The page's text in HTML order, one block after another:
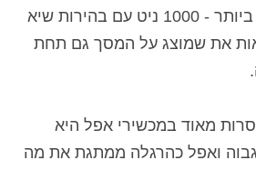
בהירות המסך גבוהה ביותר - 1000 ניט עם בהירות שיא
כך לראות את שמוצג על המסך גם תחת
מאוד במכשירי אפל היא
ואפל כהרגלה ממתגת את מה